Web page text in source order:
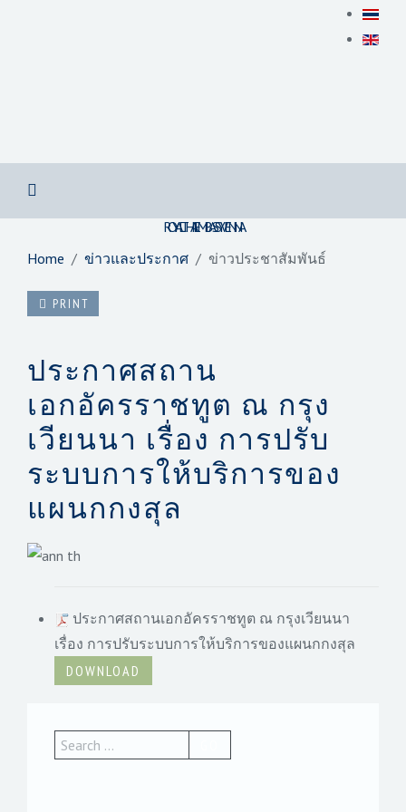
ROYAL THAI EMBASSY VIENNA
Home
ข่าวและประกาศ ข่าวประชาสัมพันธ์
PRINT
ประกาศสถาน
เอกอัครราชทูต ณ กรุง
เวียนนา เรื่อง การปรับ
ระบบการให้บริการของ
แผนกกงสุล
ประกาศสถานเอกอัครราชทูต ณ กรุงเวียนนา
เรื่อง การปรับระบบการให้บริการของแผนกกงสุล
DOWNLOAD